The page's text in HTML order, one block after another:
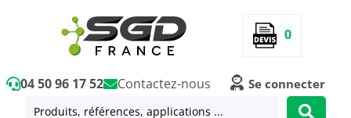
0
04 50 96 17 52 Contactez-nous Se connecter